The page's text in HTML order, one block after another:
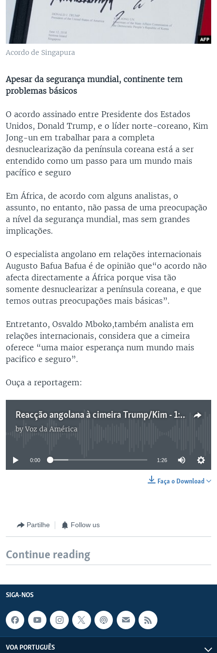
Acordo de Singapura
Apesar da segurança mundial, continente tem
problemas básicos
O acordo assinado entre Presidente dos Estados
Unidos, Donald Trump, e o líder norte-coreano, Kim
Jong-un em trabalhar para a completa
desnuclearização da península coreana está a ser
entendido como um passo para um mundo mais
pacífico e seguro
Em África, de acordo com alguns analistas, o
assunto, no entanto, não passa de uma preocupação
a nível da segurança mundial, mas sem grandes
implicações.
O especialista angolano em relações internacionais
Augusto Bafua Bafua é de opinião que“o acordo não
afecta directamente a África porque visa tão
somente desnuclearizar a península coreana, e que
temos outras preocupações mais básicas”.
Entretanto, Osvaldo Mboko,também analista em
relações internacionais, considera que a cimeira
oferece “uma maior esperança num mundo mais
pacifico e seguro”.
Ouça a reportagem:
Reacção angolana à cimeira Trump/Kim - 1:26
byVoz da América
No media source currently available
0:00 1:26
Faça o Download
Partilhe Follow us
Continue reading
SIGA-NOS
VOA PORTUGUÊS